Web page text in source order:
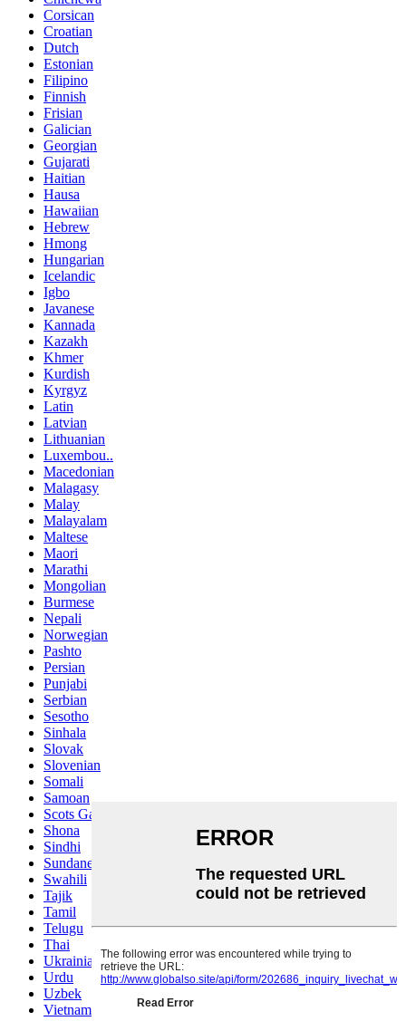
Corsican
Croatian
Dutch
Estonian
Filipino
Finnish
Frisian
Galician
Georgian
Gujarati
Haitian
Hausa
Hawaiian
Hebrew
Hmong
Hungarian
Icelandic
Igbo
Javanese
Kannada
Kazakh
Khmer
Kurdish
Kyrgyz
Latin
Latvian
Lithuanian
Luxembou..
Macedonian
Malagasy
Malay
Malayalam
Maltese
Maori
Marathi
Mongolian
Burmese
Nepali
Norwegian
Pashto
Persian
Punjabi
Serbian
Sesotho
Sinhala
Slovak
Slovenian
Somali
Samoan
Scots Gaelic
Shona
Sindhi
Sundanese
Swahili
Tajik
Tamil
Telugu
Thai
Ukrainian
Urdu
Uzbek
Vietnamese